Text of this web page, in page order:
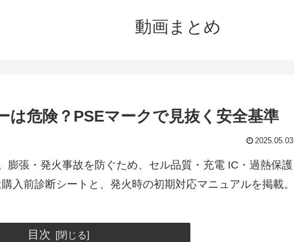
動画まとめ
は危険？PSEマークで見抜く安全基準
2025.05.03
膨張・発火事故を防ぐため、セル品質・充電 IC・過熱保護
入前診断シートと、発火時の初期対応マニュアルを掲載。
目次